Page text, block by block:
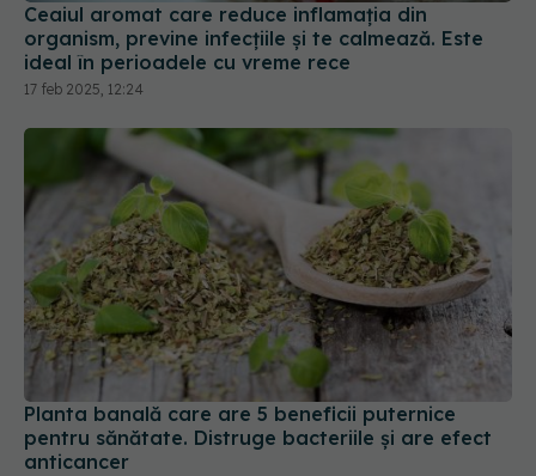
Ceaiul aromat care reduce inflamația din
organism, previne infecțiile și te calmează. Este
ideal în perioadele cu vreme rece
17 feb 2025, 12:24
Planta banală care are 5 beneficii puternice
pentru sănătate. Distruge bacteriile și are efect
anticancer